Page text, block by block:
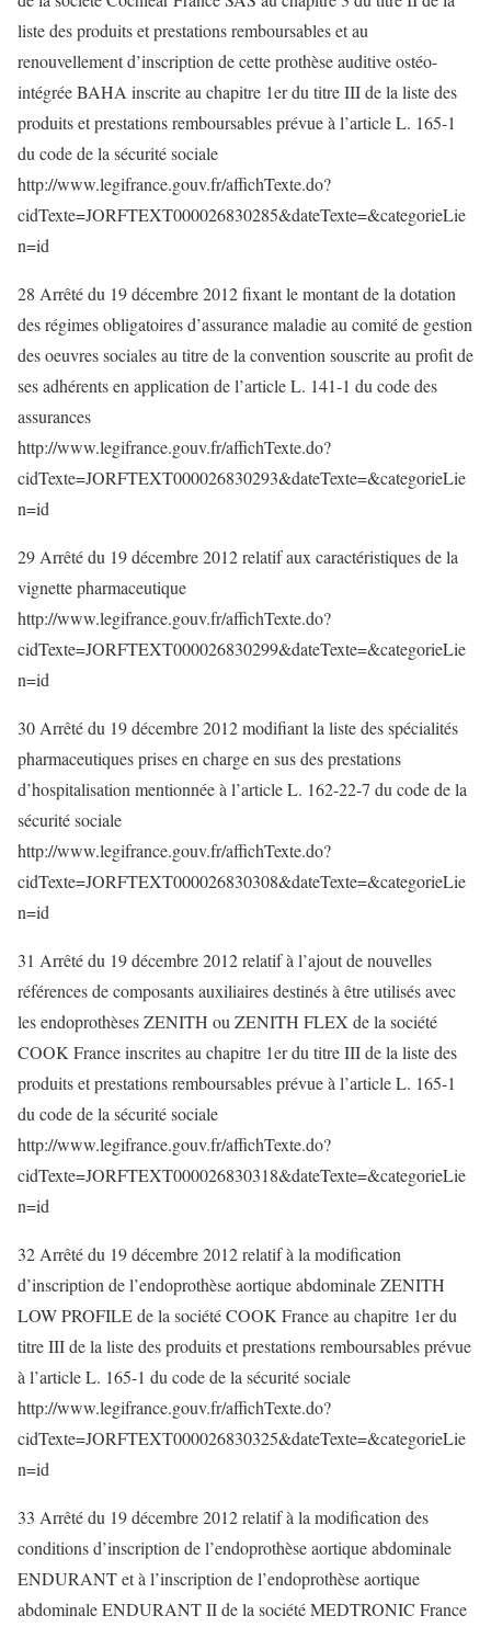
liste des produits et prestations remboursables et au
renouvellement d’inscription de cette prothèse auditive ostéo-
intégrée BAHA inscrite au chapitre 1er du titre III de la liste des
produits et prestations remboursables prévue à l’article L. 165-1
du code de la sécurité sociale
http://www.legifrance.gouv.fr/affichTexte.do?
cidTexte=JORFTEXT000026830285&dateTexte=&categorieLie
n=id
28 Arrêté du 19 décembre 2012 fixant le montant de la dotation
des régimes obligatoires d’assurance maladie au comité de gestion
des oeuvres sociales au titre de la convention souscrite au profit de
ses adhérents en application de l’article L. 141-1 du code des
assurances
http://www.legifrance.gouv.fr/affichTexte.do?
cidTexte=JORFTEXT000026830293&dateTexte=&categorieLie
n=id
29 Arrêté du 19 décembre 2012 relatif aux caractéristiques de la
vignette pharmaceutique
http://www.legifrance.gouv.fr/affichTexte.do?
cidTexte=JORFTEXT000026830299&dateTexte=&categorieLie
n=id
30 Arrêté du 19 décembre 2012 modifiant la liste des spécialités
pharmaceutiques prises en charge en sus des prestations
d’hospitalisation mentionnée à l’article L. 162-22-7 du code de la
sécurité sociale
http://www.legifrance.gouv.fr/affichTexte.do?
cidTexte=JORFTEXT000026830308&dateTexte=&categorieLie
n=id
31 Arrêté du 19 décembre 2012 relatif à l’ajout de nouvelles
références de composants auxiliaires destinés à être utilisés avec
les endoprothèses ZENITH ou ZENITH FLEX de la société
COOK France inscrites au chapitre 1er du titre III de la liste des
produits et prestations remboursables prévue à l’article L. 165-1
du code de la sécurité sociale
http://www.legifrance.gouv.fr/affichTexte.do?
cidTexte=JORFTEXT000026830318&dateTexte=&categorieLie
n=id
32 Arrêté du 19 décembre 2012 relatif à la modification
d’inscription de l’endoprothèse aortique abdominale ZENITH
LOW PROFILE de la société COOK France au chapitre 1er du
titre III de la liste des produits et prestations remboursables prévue
à l’article L. 165-1 du code de la sécurité sociale
http://www.legifrance.gouv.fr/affichTexte.do?
cidTexte=JORFTEXT000026830325&dateTexte=&categorieLie
n=id
33 Arrêté du 19 décembre 2012 relatif à la modification des
conditions d’inscription de l’endoprothèse aortique abdominale
ENDURANT et à l’inscription de l’endoprothèse aortique
abdominale ENDURANT II de la société MEDTRONIC France